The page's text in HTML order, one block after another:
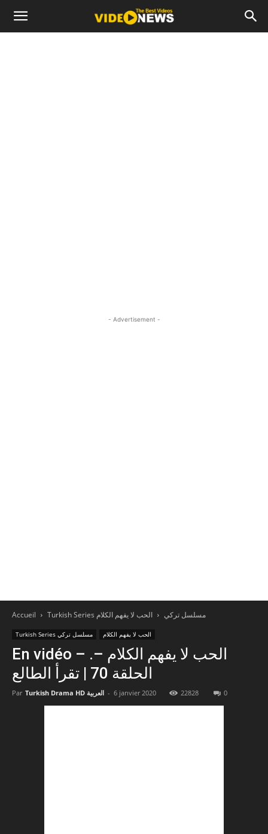
- Advertisement -
Accueil Turkish Series مسلسل تركي الحب لا يفهم الكلام
Turkish Series مسلسل تركي الحب لا يفهم الكلام
En vidéo – .الحب لا يفهم الكلام –
الحلقة 70 | تقرأ الطالع
Par Turkish Drama HD العربية - 6 janvier 2020 22828 0